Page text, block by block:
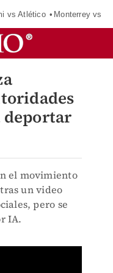
vs Atlético Monterrey vs
el movimiento
un video
pero se
IA.